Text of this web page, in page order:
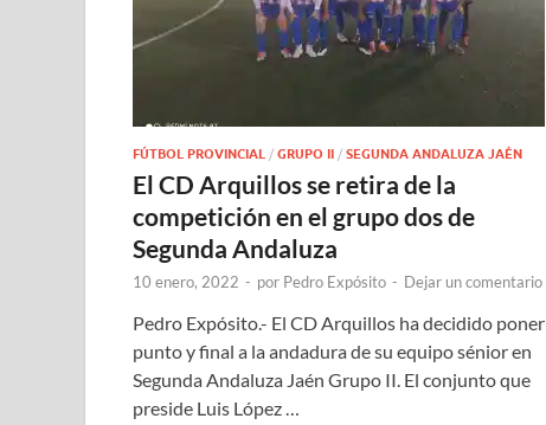
FÚTBOL PROVINCIAL / GRUPO II / SEGUNDA ANDALUZA JAÉN
El CD Arquillos se retira de la
competición en el grupo dos de
Segunda Andaluza
10 enero, 2022 - por Pedro Expósito - Dejar un comentario
Pedro Expósito.- El CD Arquillos ha decidido poner
punto y final a la andadura de su equipo sénior en
Segunda Andaluza Jaén Grupo II. El conjunto que
preside Luis López …